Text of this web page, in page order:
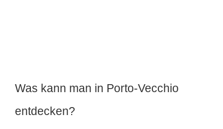
Was kann man in Porto-Vecchio
entdecken?